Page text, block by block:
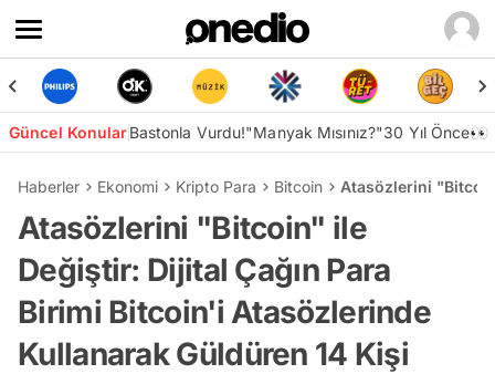
Güncel KonularBastonla Vurdu!"Manyak Mısınız?"30 Yıl Önce👀
Haberler Ekonomi Kripto Para Bitcoin Atasözlerini
Atasözlerini "Bitcoin" ile
Değiştir: Dijital Çağın Para
Birimi Bitcoin'i Atasözlerinde
Kullanarak Güldüren 14 Kişi